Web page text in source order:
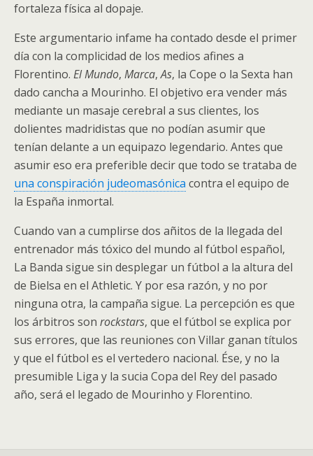
fortaleza física al dopaje.
Este argumentario infame ha contado desde el primer
día con la complicidad de los medios afines a
Florentino. El Mundo, Marca,As, la Cope o la Sexta han
dado cancha a Mourinho. El objetivo era vender más
mediante un masaje cerebral a sus clientes, los
dolientes madridistas que no podían asumir que
tenían delante a un equipazo legendario. Antes que
asumir eso era preferible decir que todo se trataba de
una conspiración judeomasónica contra el equipo de
la España inmortal.
Cuando van a cumplirse dos añitos de la llegada del
entrenador más tóxico del mundo al fútbol español,
La Banda sigue sin desplegar un fútbol a la altura del
de Bielsa en el Athletic. Y por esa razón, y no por
ninguna otra, la campaña sigue. La percepción es que
los árbitros son rockstars, que el fútbol se explica por
sus errores, que las reuniones con Villar ganan títulos
y que el fútbol es el vertedero nacional. Ése, y no la
presumible Liga y la sucia Copa del Rey del pasado
año, será el legado de Mourinho y Florentino.